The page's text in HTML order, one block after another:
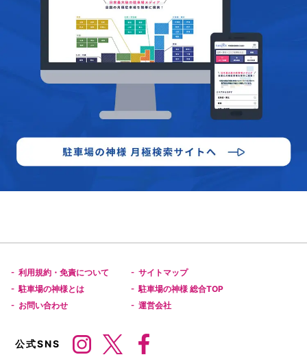
- 利用規約・免責について - サイトマップ
- 駐車場の神様とは - 駐車場の神様 総合TOP
- お問い合わせ - 運営会社
公式SNS